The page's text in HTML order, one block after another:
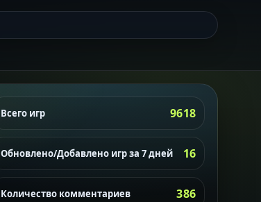
Всего игр 9618
Обновлено/Добавлено игр за 7 дней 16
Количество комментариев 386